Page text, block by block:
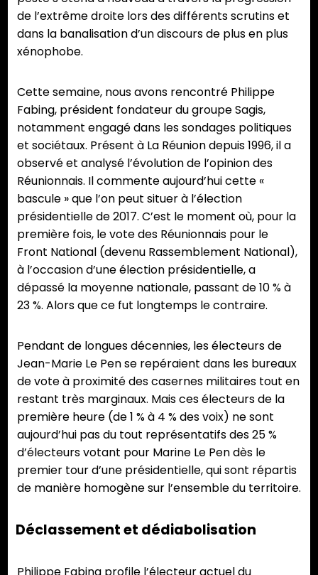
de l’extrême droite lors des différents scrutins et
dans la banalisation d’un discours de plus en plus
xénophobe.
Cette semaine, nous avons rencontré Philippe
Fabing, président fondateur du groupe Sagis,
notamment engagé dans les sondages politiques
et sociétaux. Présent à La Réunion depuis 1996, il a
observé et analysé l’évolution de l’opinion des
Réunionnais. Il commente aujourd’hui cette «
bascule » que l’on peut situer à l’élection
présidentielle de 2017. C’est le moment où, pour la
première fois, le vote des Réunionnais pour le
Front National (devenu Rassemblement National),
à l’occasion d’une élection présidentielle, a
dépassé la moyenne nationale, passant de 10 % à
23 %. Alors que ce fut longtemps le contraire.
Pendant de longues décennies, les électeurs de
Jean-Marie Le Pen se repéraient dans les bureaux
de vote à proximité des casernes militaires tout en
restant très marginaux. Mais ces électeurs de la
première heure (de 1 % à 4 % des voix) ne sont
aujourd’hui pas du tout représentatifs des 25 %
d’électeurs votant pour Marine Le Pen dès le
premier tour d’une présidentielle, qui sont répartis
de manière homogène sur l’ensemble du territoire.
Déclassement et dédiabolisation